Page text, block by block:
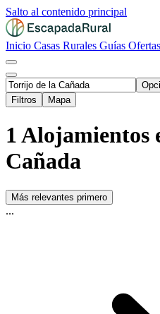
Salto al contenido principal
Inicio Casas Rurales Guías Ofertas
Filtros
Mapa
1 Alojamientos
Cañada
Más relevantes primero
...